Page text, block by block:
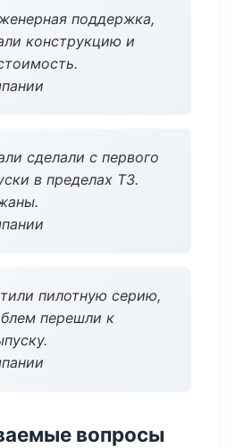
поддержка,
конструкцию и
сделали с первого
в пределах ТЗ.
пилотную серию,
перешли к
вопросы